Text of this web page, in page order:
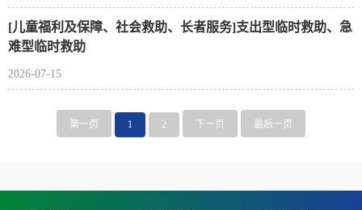
[儿童福利及保障、社会救助、长者服务]支出型临时救助、急
难型临时救助
2026-07-15
第一页 1 2 下一页 最后一页